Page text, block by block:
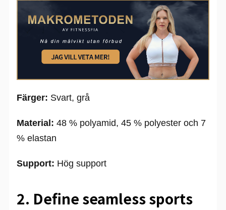
Färger: Svart, grå
Material: 48 % polyamid, 45 % polyester och 7
% elastan
Support: Hög support
2. Define seamless sports